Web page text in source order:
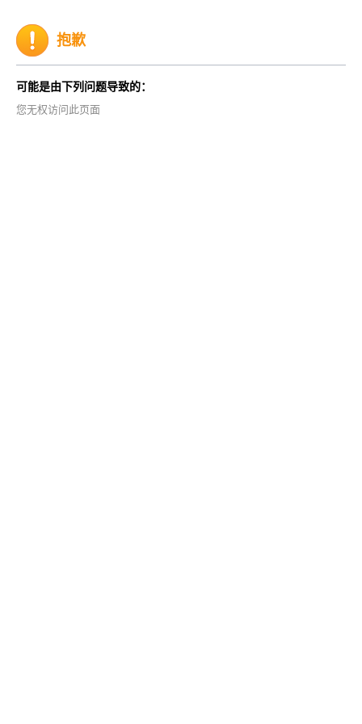
抱歉
可能是由下列问题导致的：
您无权访问此页面